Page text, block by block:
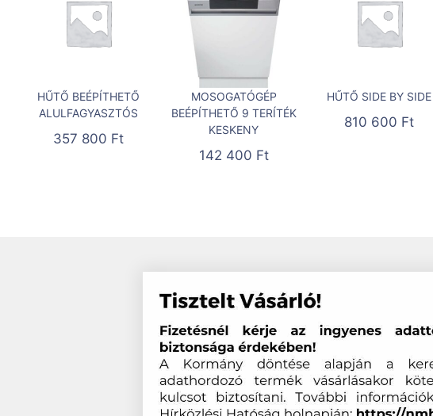
HŰTŐ BEÉPÍTHETŐ
ALULFAGYASZTÓS
357 800 Ft
MOSOGATÓGÉP
BEÉPÍTHETŐ 9 TERÍTÉK
KESKENY
142 400 Ft
HŰTŐ SIDE BY SIDE
810 600 Ft